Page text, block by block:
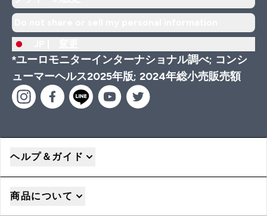
*ユーロモニターインターナショナル調べ; コンシ
ューマーヘルス2025年版; 2024年総小売販売額
ヘルプ＆ガイド
商品について